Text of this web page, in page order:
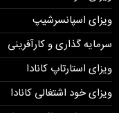
ویزای اسپانسرشیپ
سرمایه گذاری و کارآفرینی
ویزای استارتاپ کانادا
ویزای خود اشتغالی کانادا